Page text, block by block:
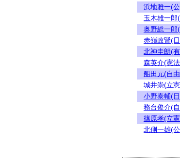
浜地雅一(
玉木雄一郎
奥野総一郎
赤嶺政賢(
北神圭朗(
森英介(憲
船田元(自
城井崇(立
小野泰輔(
務台俊介(
篠原孝(立
北側一雄(